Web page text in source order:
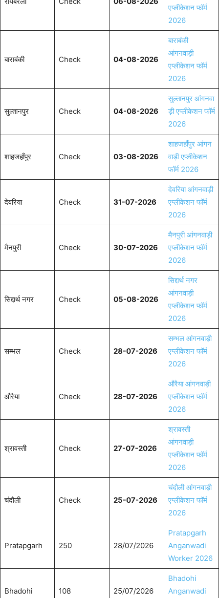
एप्लीकेशन फॉर्म
2026
बाराबंकी Check 04-08-2026
बाराबंकी
आंगनवाड़ी
एप्लीकेशन फॉर्म
2026
सुल्तानपुर Check 04-08-2026
सुल्तानपुर आंगनवा
ड़ी एप्लीकेशन फॉर्म
2026
शाहजहाँपुर Check 03-08-2026
शाहजहाँपुर आंगन
वाड़ी एप्लीकेशन
फॉर्म 2026
देवरिया Check 31-07-2026
देवरिया आंगनवाड़ी
एप्लीकेशन फॉर्म
2026
मैनपुरी Check 30-07-2026
मैनपुरी आंगनवाड़ी
एप्लीकेशन फॉर्म
2026
सिद्दार्थ नगर Check 05-08-2026
सिद्दार्थ नगर
आंगनवाड़ी
एप्लीकेशन फॉर्म
2026
सम्भल Check 28-07-2026
सम्भल आंगनवाड़ी
एप्लीकेशन फॉर्म
2026
औरैया Check 28-07-2026
औरैया आंगनवाड़ी
एप्लीकेशन फॉर्म
2026
श्रावस्ती Check 27-07-2026
श्रावस्ती
आंगनवाड़ी
एप्लीकेशन फॉर्म
2026
चंदौली Check 25-07-2026
चंदौली आंगनवाड़ी
एप्लीकेशन फॉर्म
2026
Pratapgarh 250 28/07/2026
Pratapgarh
Anganwadi
Worker 2026
Bhadohi 108 25/07/2026
Bhadohi
Anganwadi